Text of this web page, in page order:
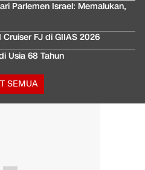
Parlemen Israel: Memalukan,
FJ di GIIAS 2026
Usia 68 Tahun
SEMUA